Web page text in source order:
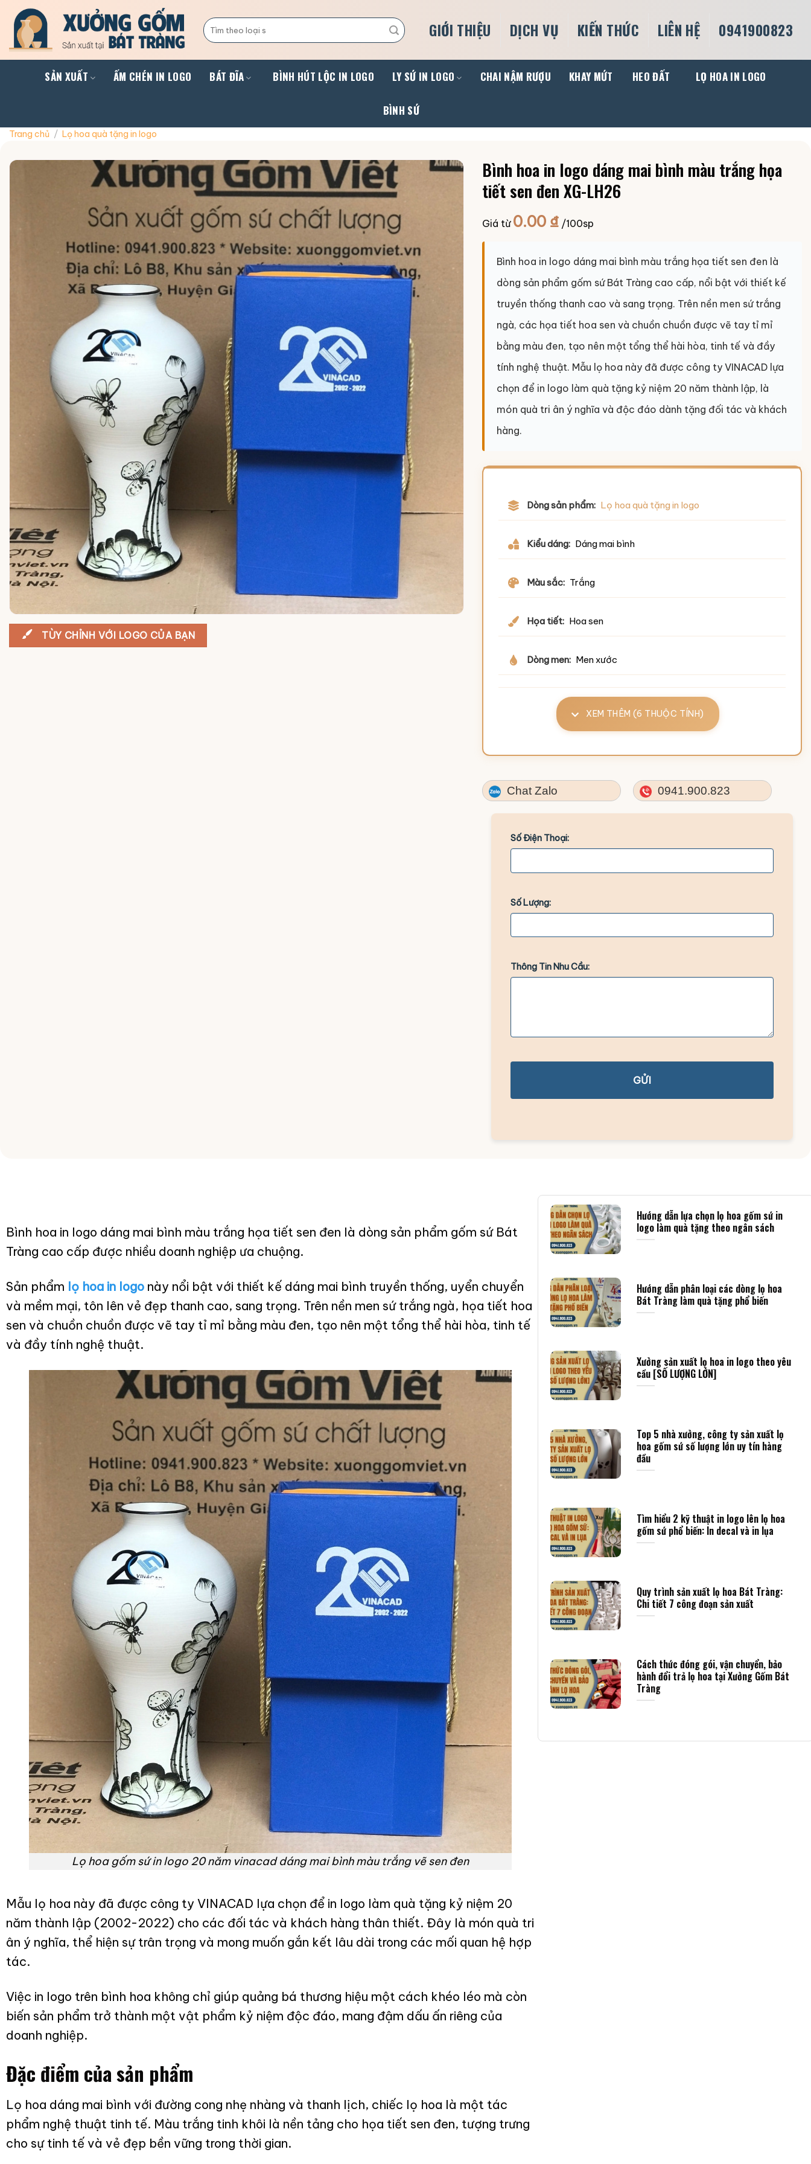
content
Tìm
kiếm:
GIỚI THIỆU DỊCH VỤ KIẾN THỨC LIÊN HỆ 0941900823
SẢN XUẤT ẤM CHÉN IN LOGO BÁT ĐĨA BÌNH HÚT LỘC IN LOGO LY SỨ IN LOGO CHAI NẬM RƯỢU KHAY MỨT HEO ĐẤT LỌ HOA IN LOGO
BÌNH SỨ
Trang chủ / Lọ hoa quà tặng in logo
TÙY CHỈNH VỚI LOGO CỦA BẠN
Bình hoa in logo dáng mai bình màu trắng họa
tiết sen đen XG-LH26
Giá từ 0.00 ₫ /100sp
Bình hoa in logo dáng mai bình màu trắng họa tiết sen đen là
dòng sản phẩm gốm sứ Bát Tràng cao cấp, nổi bật với thiết kế
truyền thống thanh cao và sang trọng. Trên nền men sứ trắng
ngà, các họa tiết hoa sen và chuồn chuồn được vẽ tay tỉ mỉ
bằng màu đen, tạo nên một tổng thể hài hòa, tinh tế và đầy
tính nghệ thuật. Mẫu lọ hoa này đã được công ty VINACAD lựa
chọn để in logo làm quà tặng kỷ niệm 20 năm thành lập, là
món quà tri ân ý nghĩa và độc đáo dành tặng đối tác và khách
hàng.
Dòng sản phẩm: Lọ hoa quà tặng in logo
Kiểu dáng: Dáng mai bình
Màu sắc: Trắng
Họa tiết: Hoa sen
Dòng men: Men xước
XEM THÊM (6 THUỘC TÍNH)
Chat Zalo 0941.900.823
Số Điện Thoại:
Số Lượng:
Thông Tin Nhu Cầu:
GỬI
Bình hoa in logo dáng mai bình màu trắng họa tiết sen đen là dòng sản phẩm gốm sứ Bát
Tràng cao cấp được nhiều doanh nghiệp ưa chuộng.
Sản phẩm lọ hoa in logonày nổi bật với thiết kế dáng mai bình truyền thống, uyển chuyển
và mềm mại, tôn lên vẻ đẹp thanh cao, sang trọng. Trên nền men sứ trắng ngà, họa tiết hoa
sen và chuồn chuồn được vẽ tay tỉ mỉ bằng màu đen, tạo nên một tổng thể hài hòa, tinh tế
và đầy tính nghệ thuật.
Lọ hoa gốm sứ in logo 20 năm vinacad dáng mai bình màu trắng vẽ sen đen
Mẫu lọ hoa này đã được công ty VINACAD lựa chọn để in logo làm quà tặng kỷ niệm 20
năm thành lập (2002-2022) cho các đối tác và khách hàng thân thiết. Đây là món quà tri
ân ý nghĩa, thể hiện sự trân trọng và mong muốn gắn kết lâu dài trong các mối quan hệ hợp
tác.
Việc in logo trên bình hoa không chỉ giúp quảng bá thương hiệu một cách khéo léo mà còn
biến sản phẩm trở thành một vật phẩm kỷ niệm độc đáo, mang đậm dấu ấn riêng của
doanh nghiệp.
Đặc điểm của sản phẩm
Lọ hoa dáng mai bình với đường cong nhẹ nhàng và thanh lịch, chiếc lọ hoa là một tác
phẩm nghệ thuật tinh tế. Màu trắng tinh khôi là nền tảng cho họa tiết sen đen, tượng trưng
cho sự tinh tế và vẻ đẹp bền vững trong thời gian.
Hướng dẫn lựa chọn lọ hoa gốm sứ in
logo làm quà tặng theo ngân sách
Hướng dẫn phân loại các dòng lọ hoa
Bát Tràng làm quà tặng phổ biến
Xưởng sản xuất lọ hoa in logo theo yêu
cầu [SỐ LƯỢNG LỚN]
Top 5 nhà xưởng, công ty sản xuất lọ
hoa gốm sứ số lượng lớn uy tín hàng
đầu
Tìm hiểu 2 kỹ thuật in logo lên lọ hoa
gốm sứ phổ biến: In decal và in lụa
Quy trình sản xuất lọ hoa Bát Tràng:
Chi tiết 7 công đoạn sản xuất
Cách thức đóng gói, vận chuyển, bảo
hành đổi trả lọ hoa tại Xưởng Gốm Bát
Tràng